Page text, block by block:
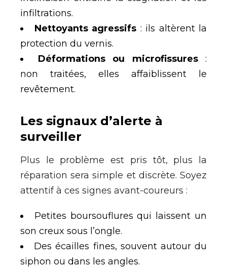
infiltrations.
Nettoyants agressifs : ils altèrent la
protection du vernis.
Déformations ou microfissures:
non traitées, elles affaiblissent le
revêtement.
Les signaux d’alerte à
surveiller
Plus le problème est pris tôt, plus la
réparation sera simple et discrète. Soyez
attentif à ces signes avant-coureurs :
Petites boursouflures qui laissent un
son creux sous l’ongle.
Des écailles fines, souvent autour du
siphon ou dans les angles.